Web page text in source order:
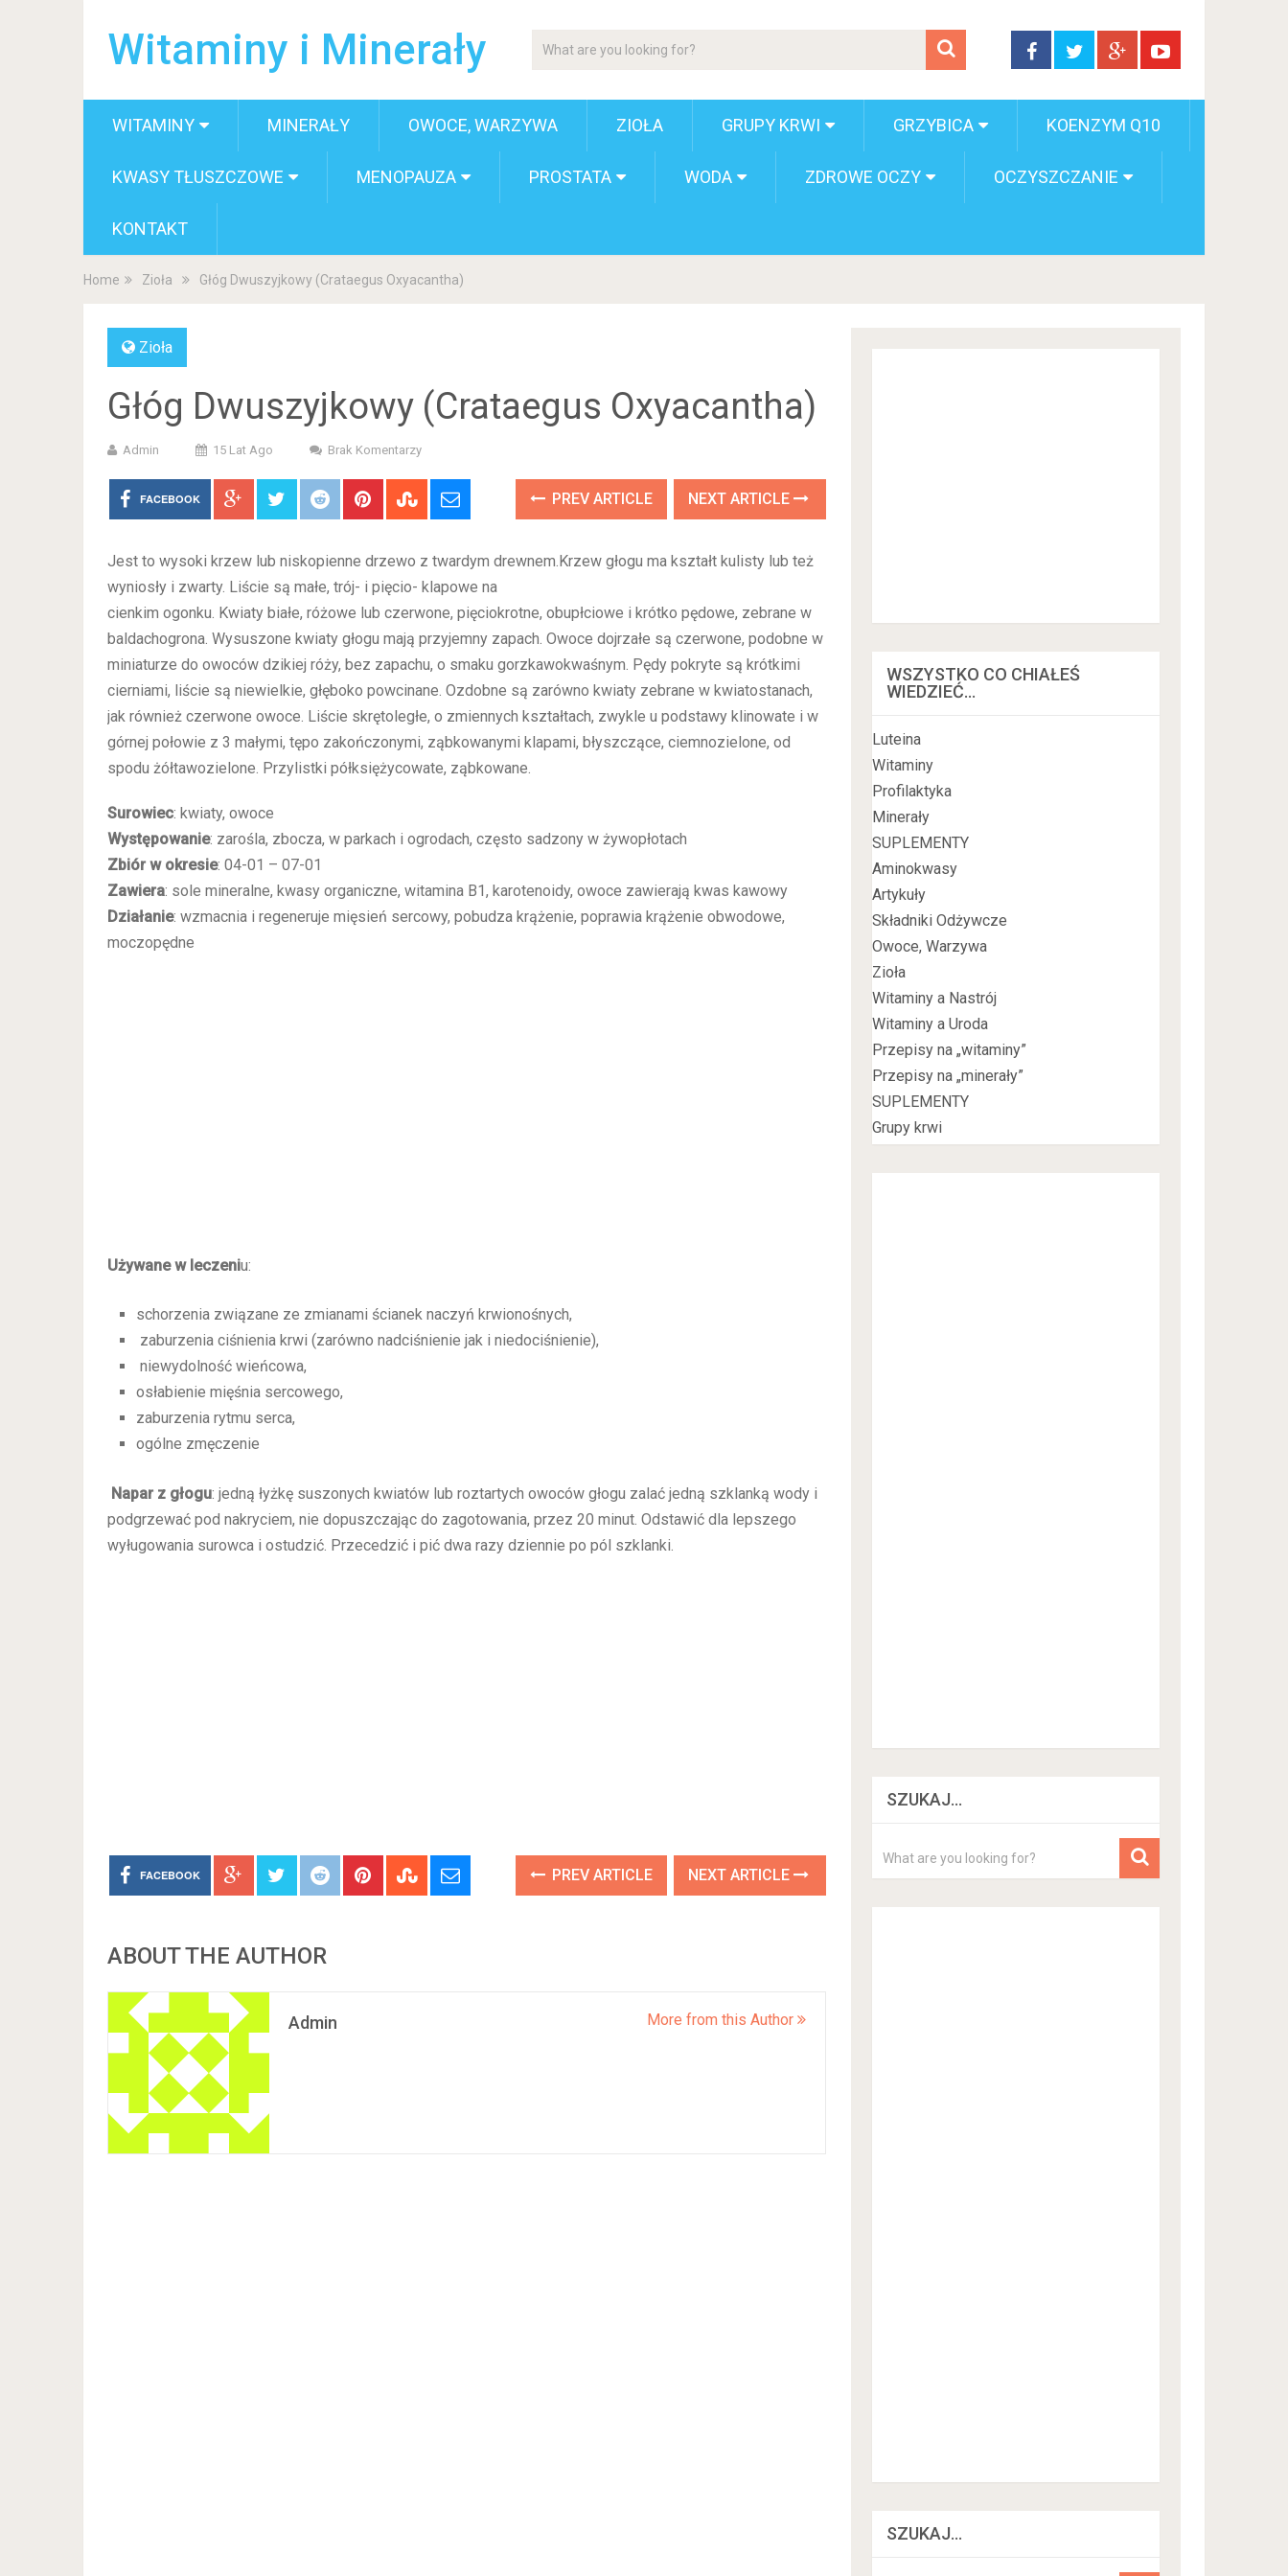
Witaminy i Minerały
WITAMINY MINERAŁY OWOCE, WARZYWA ZIOŁA GRUPY KRWI GRZYBICA KOENZYM Q10
KWASY TŁUSZCZOWE MENOPAUZA PROSTATA WODA ZDROWE OCZY OCZYSZCZANIE
KONTAKT
Home Zioła Głóg Dwuszyjkowy (Crataegus Oxyacantha)
Zioła
Głóg Dwuszyjkowy (Crataegus Oxyacantha)
Admin 15 Lat Ago Brak Komentarzy
FACEBOOK PREV ARTICLE NEXT ARTICLE
Jest to wysoki krzew lub niskopienne drzewo z twardym drewnem.Krzew głogu ma kształt kulisty lub też
wyniosły i zwarty. Liście są małe, trój- i pięcio- klapowe na
cienkim ogonku. Kwiaty białe, różowe lub czerwone, pięciokrotne, obupłciowe i krótko pędowe, zebrane w
baldachogrona. Wysuszone kwiaty głogu mają przyjemny zapach. Owoce dojrzałe są czerwone, podobne w
miniaturze do owoców dzikiej róży, bez zapachu, o smaku gorzkawokwaśnym. Pędy pokryte są krótkimi
cierniami, liście są niewielkie, głęboko powcinane. Ozdobne są zarówno kwiaty zebrane w kwiatostanach,
jak również czerwone owoce. Liście skrętoległe, o zmiennych kształtach, zwykle u podstawy klinowate i w
górnej połowie z 3 małymi, tępo zakończonymi, ząbkowanymi klapami, błyszczące, ciemnozielone, od
spodu żółtawozielone. Przylistki półksiężycowate, ząbkowane.
Surowiec: kwiaty, owoce
Występowanie: zarośla, zbocza, w parkach i ogrodach, często sadzony w żywopłotach
Zbiór w okresie: 04-01 – 07-01
Zawiera: sole mineralne, kwasy organiczne, witamina B1, karotenoidy, owoce zawierają kwas kawowy
Działanie: wzmacnia i regeneruje mięsień sercowy, pobudza krążenie, poprawia krążenie obwodowe,
moczopędne
Używane w leczeniu:
schorzenia związane ze zmianami ścianek naczyń krwionośnych,
zaburzenia ciśnienia krwi (zarówno nadciśnienie jak i niedociśnienie),
niewydolność wieńcowa,
osłabienie mięśnia sercowego,
zaburzenia rytmu serca,
ogólne zmęczenie
Napar z głogu: jedną łyżkę suszonych kwiatów lub roztartych owoców głogu zalać jedną szklanką wody i
podgrzewać pod nakryciem, nie dopuszczając do zagotowania, przez 20 minut. Odstawić dla lepszego
wyługowania surowca i ostudzić. Przecedzić i pić dwa razy dziennie po pól szklanki.
FACEBOOK PREV ARTICLE NEXT ARTICLE
ABOUT THE AUTHOR
Admin More from this Author
WSZYSTKO CO CHIAŁEŚ
WIEDZIEĆ…
Luteina
Witaminy
Profilaktyka
Minerały
SUPLEMENTY
Aminokwasy
Artykuły
Składniki Odżywcze
Owoce, Warzywa
Zioła
Witaminy a Nastrój
Witaminy a Uroda
Przepisy na „witaminy”
Przepisy na „minerały”
SUPLEMENTY
Grupy krwi
SZUKAJ…
SZUKAJ…